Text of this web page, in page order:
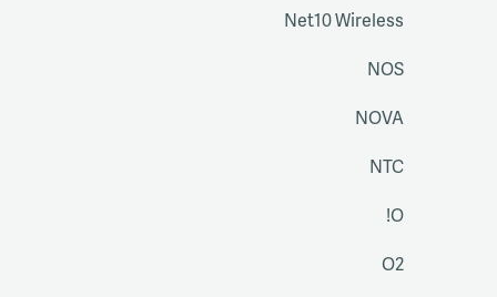
Net10 Wireless
NOS
NOVA
NTC
O!
O2